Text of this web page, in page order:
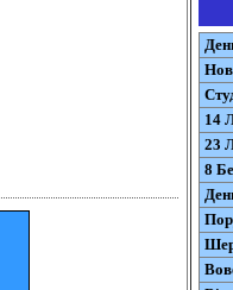
14
23
8